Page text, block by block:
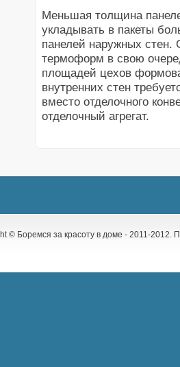
Меньшая толщина
укладывать в пакеты
панелей наружных стен.
термоформ в свою
площадей цехов
внутренних стен
вместо отделочного
отделочный агрегат.
© Боремся за красоту в доме - 2011-2012.